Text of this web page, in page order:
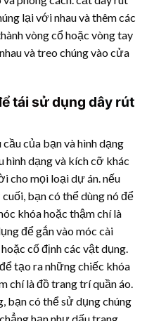
lại với nhau và thêm các
vòng cổ hoặc vòng tay
và treo chúng vào cửa
tái sử dụng dây rút
của bạn và hình dạng
hình dạng và kích cỡ khác
cho mọi loại dự án. nếu
bạn có thể dùng nó để
khóa hoặc thậm chí là
để gắn vào móc cài
cố định các vật dụng.
tạo ra những chiếc khóa
chí là đồ trang trí quần áo.
bạn có thể sử dụng chúng